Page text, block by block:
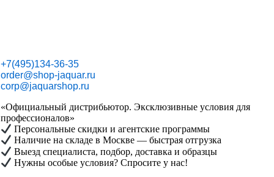
+7(495)134-36-35
order@shop-jaquar.ru
corp@jaquarshop.ru
«Официальный дистрибьютор. Эксклюзивные условия для
профессионалов»
Персональные скидки и агентские программы
Наличие на складе в Москве — быстрая отгрузка
Выезд специалиста, подбор, доставка и образцы
Нужны особые условия? Спросите у нас!